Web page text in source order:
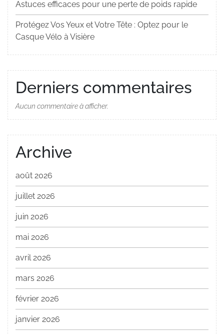
Astuces efficaces pour une perte de poids rapide
Protégez Vos Yeux et Votre Tête : Optez pour le
Casque Vélo à Visière
Derniers commentaires
Aucun commentaire à afficher.
Archive
août 2026
juillet 2026
juin 2026
mai 2026
avril 2026
mars 2026
février 2026
janvier 2026